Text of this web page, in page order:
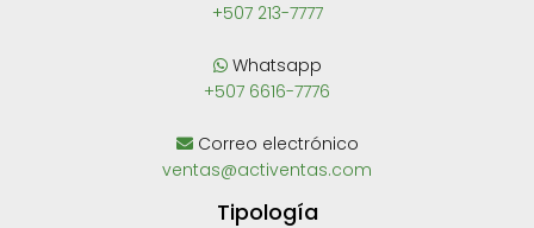
+507 213-7777
Whatsapp
+507 6616-7776
Correo electrónico
ventas@activentas.com
Tipología